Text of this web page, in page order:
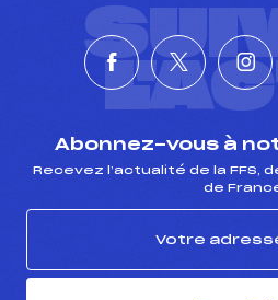
Abonnez-vous à
Recevez l’actualité de la FFS,
de